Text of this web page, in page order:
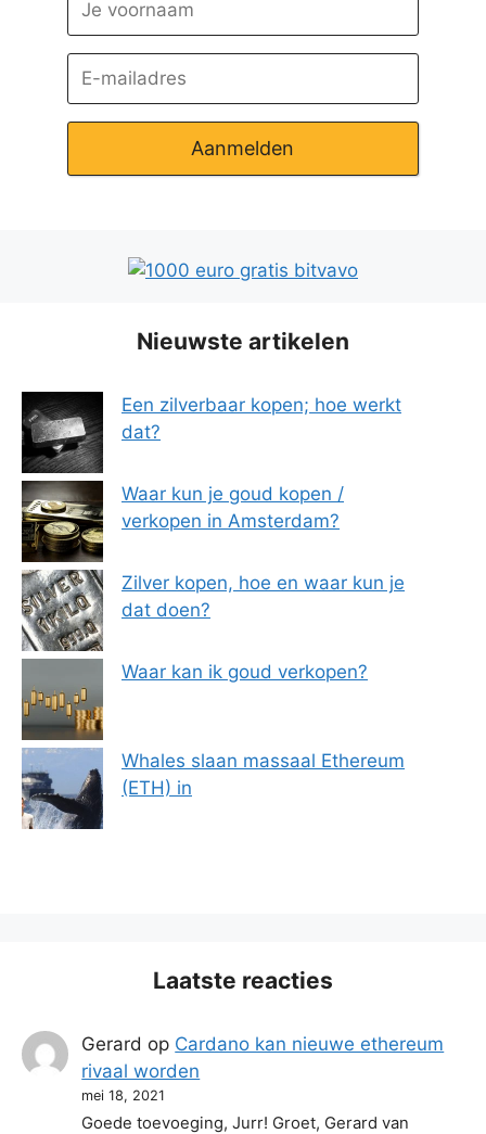
Aanmelden
Nieuwste artikelen
Een zilverbaar kopen; hoe werkt
dat?
Waar kun je goud kopen /
verkopen in Amsterdam?
Zilver kopen, hoe en waar kun je
dat doen?
Waar kan ik goud verkopen?
Whales slaan massaal Ethereum
(ETH) in
Laatste reacties
Gerard op Cardano kan nieuwe ethereum
rivaal worden
mei 18, 2021
Goede toevoeging, Jurr! Groet, Gerard van